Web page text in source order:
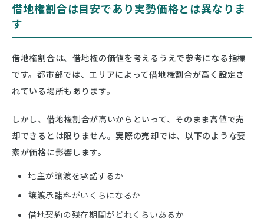
借地権割合は目安であり実勢価格とは異なりま
す
借地権割合は、借地権の価値を考えるうえで参考になる指標
です。都市部では、エリアによって借地権割合が高く設定さ
れている場所もあります。
しかし、借地権割合が高いからといって、そのまま高値で売
却できるとは限りません。実際の売却では、以下のような要
素が価格に影響します。
地主が譲渡を承諾するか
譲渡承諾料がいくらになるか
借地契約の残存期間がどれくらいあるか